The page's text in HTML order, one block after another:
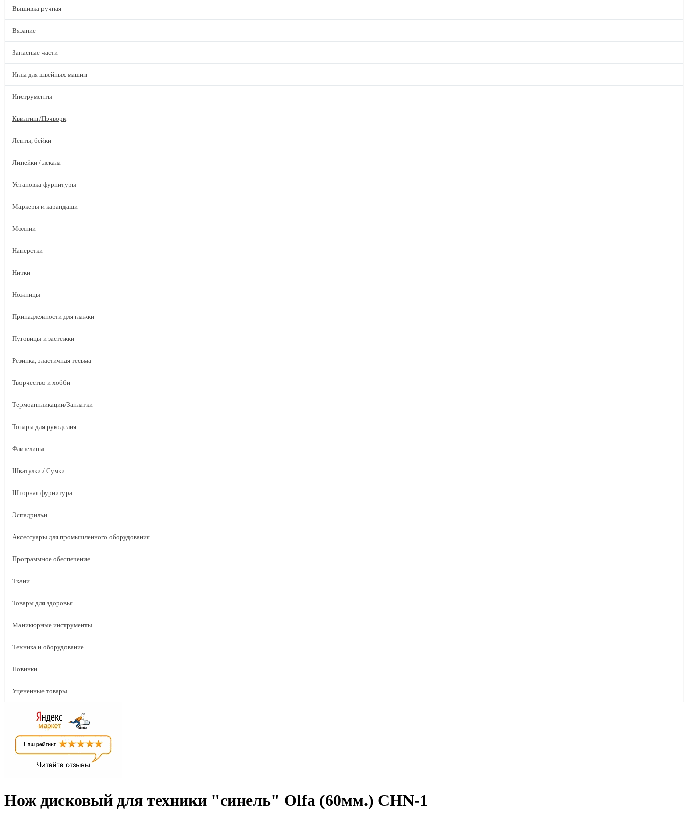
Вышивка ручная
Вязание
Запасные части
Иглы для швейных машин
Инструменты
Квилтинг/Пэчворк
Ленты, бейки
Линейки / лекала
Установка фурнитуры
Маркеры и карандаши
Молнии
Наперстки
Нитки
Ножницы
Принадлежности для глажки
Пуговицы и застежки
Резинка, эластичная тесьма
Творчество и хобби
Термоаппликации/Заплатки
Товары для рукоделия
Флизелины
Шкатулки / Сумки
Шторная фурнитура
Эспадрильи
Аксессуары для промышленного оборудования
Программное обеспечение
Ткани
Товары для здоровья
Маникюрные инструменты
Техника и оборудование
Новинки
Уцененные товары
Нож дисковый для техники "синель" Olfa (60мм.) CHN-1